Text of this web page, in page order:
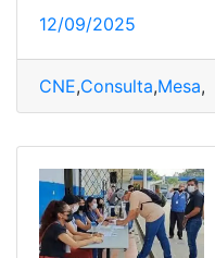
12/09/2025
CNE,Consulta,Mesa,